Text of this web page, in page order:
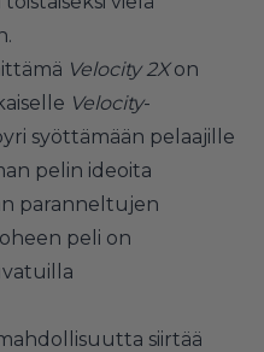
Velocity 2Xon
Velocity-
syöttämään pelaajille
pelin ideoita
paranneltujen
peli on
siirtää